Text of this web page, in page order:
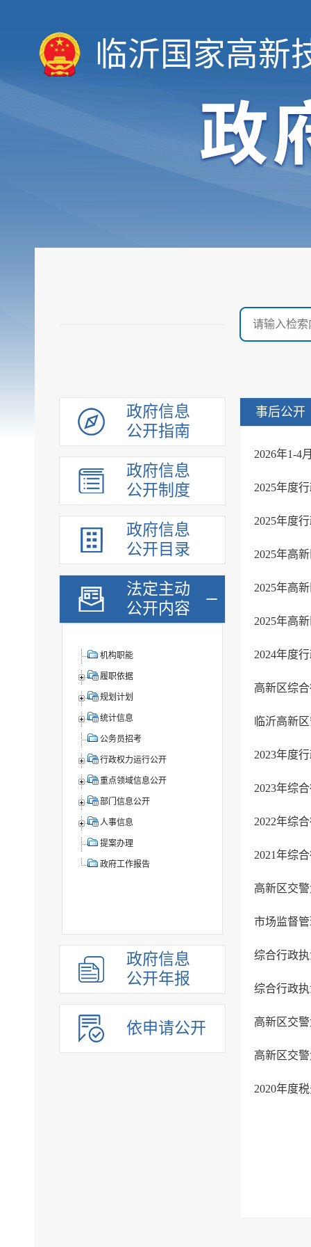
临沂国家高新
政府信息
公开指南
政府信息
公开制度
政府信息
公开目录
法定主动
公开内容
机构职能
履职依据
规划计划
统计信息
公务员招考
行政权力运行公开
重点领域信息公开
部门信息公开
人事信息
提案办理
政府工作报告
政府信息
公开年报
依申请公开
事后公开
2026年1-4
2025年度
2025年度
2025年高
2025年高
2025年高
2024年度
高新区综
临沂高新
2023年度
2023年综
2022年综
2021年综
高新区交
市场监督
综合行政
综合行政
高新区交
高新区交
2020年度